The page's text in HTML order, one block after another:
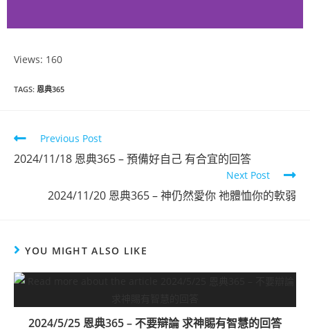
Views: 160
TAGS: 恩典365
Previous Post
2024/11/18 恩典365 – 預備好自己 有合宜的回答
Next Post
2024/11/20 恩典365 – 神仍然愛你 祂體恤你的軟弱
YOU MIGHT ALSO LIKE
2024/5/25 恩典365 – 不要辯論 求神賜有智慧的回答